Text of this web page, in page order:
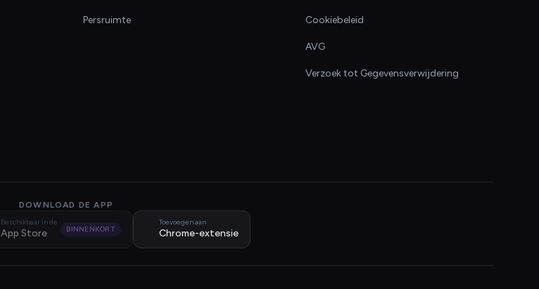
Persruimte Cookiebeleid
AVG
Verzoek tot Gegevensverwijdering
DOWNLOAD DE APP
Beschikbaar in de
App Store BINNENKORT
Toevoegen aan
Chrome-extensie